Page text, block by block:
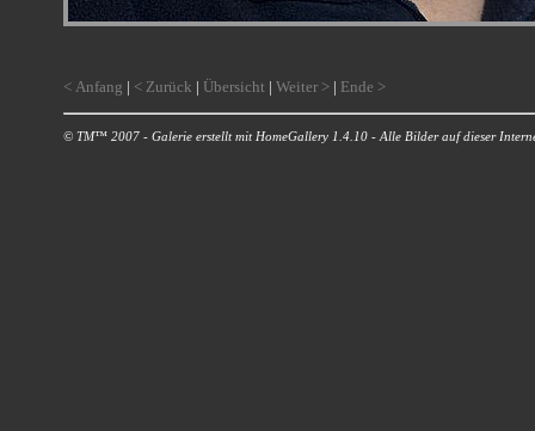
< Anfang | < Zurück | Übersicht |Weiter > | Ende >
© TM™ 2007 - Galerie erstellt mit HomeGallery 1.4.10 - Alle Bilder auf dieser